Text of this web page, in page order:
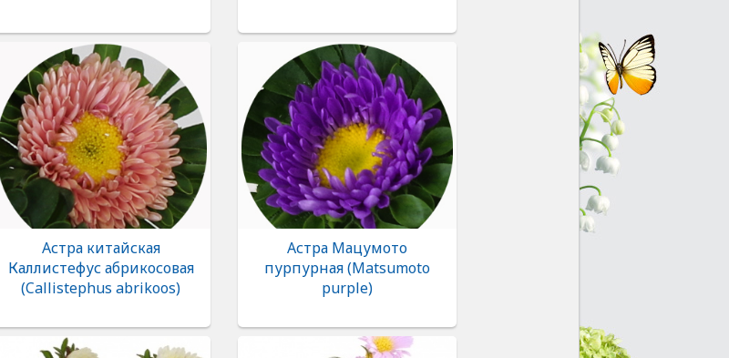
Астра китайская
Каллистефус абрикосовая
(Callistephus abrikoos)
Астра Мацумото
пурпурная (Matsumoto
purple)